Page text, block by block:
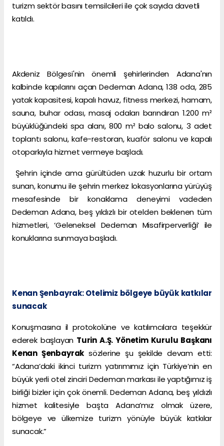
turizm sektör basını temsilcileri ile çok sayıda davetli
katıldı.
Akdeniz Bölgesi'nin önemli şehirlerinden Adana'nın
kalbinde kapılarını açan Dedeman Adana, 138 oda, 285
yatak kapasitesi, kapalı havuz, fitness merkezi, hamam,
sauna, buhar odası, masaj odaları barındıran 1.200 m²
büyüklüğündeki spa alanı, 800 m² balo salonu, 3 adet
toplantı salonu, kafe-restoran, kuaför salonu ve kapalı
otoparkıyla hizmet vermeye başladı.
Şehrin içinde ama gürültüden uzak huzurlu bir ortam
sunan, konumu ile şehrin merkez lokasyonlarına yürüyüş
mesafesinde bir konaklama deneyimi vadeden
Dedeman Adana, beş yıldızlı bir otelden beklenen tüm
hizmetleri, ‘Geleneksel Dedeman Misafirperverliği’ ile
konuklarına sunmaya başladı.
Kenan Şenbayrak: Otelimiz bölgeye büyük katkılar
sunacak
Konuşmasına il protokolüne ve katılımcılara teşekkür
ederek başlayan Turin A.Ş. Yönetim Kurulu Başkanı
Kenan Şenbayrak sözlerine şu şekilde devam etti:
“Adana’daki ikinci turizm yatırımımız için Türkiye’nin en
büyük yerli otel zinciri Dedeman markası ile yaptığımız iş
birliği bizler için çok önemli. Dedeman Adana, beş yıldızlı
hizmet kalitesiyle başta Adana’mız olmak üzere,
bölgeye ve ülkemize turizm yönüyle büyük katkılar
sunacak.”